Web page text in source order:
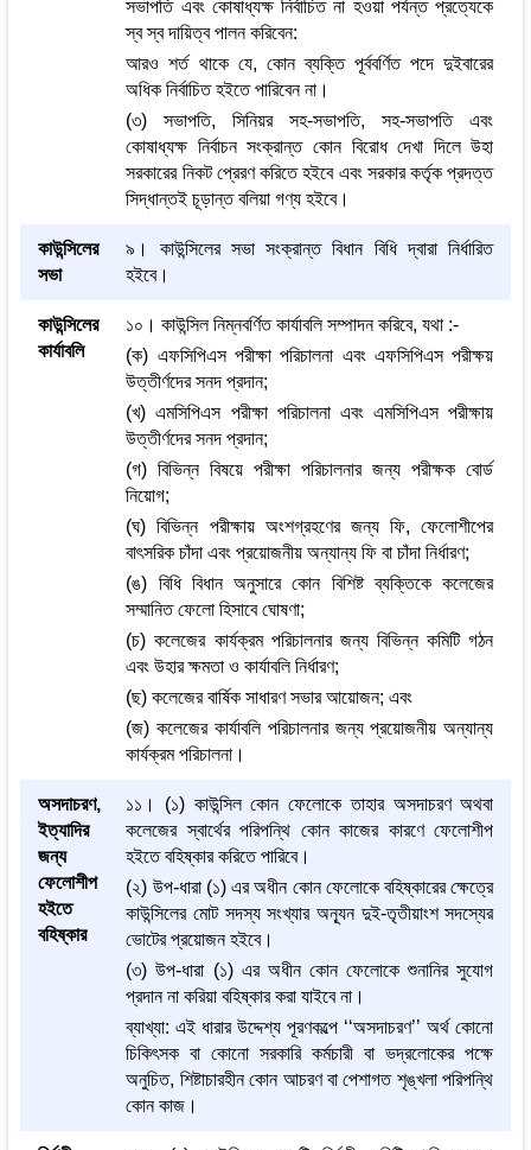
সভাপতি এবং কোষাধ্যক্ষ নির্বাচিত না হওয়া পর্যন্ত প্রত্যেকে
স্ব স্ব দায়িত্ব পালন করিবেন:
আরও শর্ত থাকে যে, কোন ব্যক্তি পূর্ববর্ণিত পদে দুইবারের
অধিক নির্বাচিত হইতে পারিবেন না।
(৩) সভাপতি, সিনিয়র সহ-সভাপতি, সহ-সভাপতি এবং
কোষাধ্যক্ষ নির্বাচন সংক্রান্ত কোন বিরোধ দেখা দিলে উহা
সরকারের নিকট প্রেরণ করিতে হইবে এবং সরকার কর্তৃক প্রদত্ত
সিদ্ধান্তই চূড়ান্ত বলিয়া গণ্য হইবে।
কাউন্সিলের
সভা
৯। কাউন্সিলের সভা সংক্রান্ত বিধান বিধি দ্বারা নির্ধারিত
হইবে।
কাউন্সিলের
কার্যাবলি
১০। কাউন্সিল নিম্নবর্ণিত কার্যাবলি সম্পাদন করিবে, যথা :-
(ক) এফসিপিএস পরীক্ষা পরিচালনা এবং এফসিপিএস পরীক্ষয়
উত্তীর্ণদের সনদ প্রদান;
(খ) এমসিপিএস পরীক্ষা পরিচালনা এবং এমসিপিএস পরীক্ষায়
উত্তীর্ণদের সনদ প্রদান;
(গ) বিভিন্ন বিষয়ে পরীক্ষা পরিচালনার জন্য পরীক্ষক বোর্ড
নিয়োগ;
(ঘ) বিভিন্ন পরীক্ষায় অংশগ্রহণের জন্য ফি, ফেলোশীপের
বাৎসরিক চাঁদা এবং প্রয়োজনীয় অন্যান্য ফি বা চাঁদা নির্ধারণ;
(ঙ) বিধি বিধান অনুসারে কোন বিশিষ্ট ব্যক্তিকে কলেজের
সম্মানিত ফেলো হিসাবে ঘোষণা;
(চ) কলেজের কার্যক্রম পরিচালনার জন্য বিভিন্ন কমিটি গঠন
এবং উহার ক্ষমতা ও কার্যাবলি নির্ধারণ;
(ছ) কলেজের বার্ষিক সাধারণ সভার আয়োজন; এবং
(জ) কলেজের কার্যাবলি পরিচালনার জন্য প্রয়োজনীয় অন্যান্য
কার্যক্রম পরিচালনা।
অসদাচরণ,
ইত্যাদির
জন্য
ফেলোশীপ
হইতে
বহিষ্কার
১১। (১) কাউন্সিল কোন ফেলোকে তাহার অসদাচরণ অথবা
কলেজের স্বার্থের পরিপন্থি কোন কাজের কারণে ফেলোশীপ
হইতে বহিষ্কার করিতে পারিবে।
(২) উপ-ধারা (১) এর অধীন কোন ফেলোকে বহিষ্কারের ক্ষেত্রে
কাউন্সিলের মোট সদস্য সংখ্যার অন্যূন দুই-তৃতীয়াংশ সদস্যের
ভোটের প্রয়োজন হইবে।
(৩) উপ-ধারা (১) এর অধীন কোন ফেলোকে শুনানির সুযোগ
প্রদান না করিয়া বহিষ্কার করা যাইবে না।
ব্যাখ্যা: এই ধারার উদ্দেশ্য পূরণকল্পে ‘‘অসদাচরণ’’ অর্থ কোনো
চিকিৎসক বা কোনো সরকারি কর্মচারী বা ভদ্রলোকের পক্ষে
অনুচিত, শিষ্টাচারহীন কোন আচরণ বা পেশাগত শৃঙ্খলা পরিপন্থি
কোন কাজ।